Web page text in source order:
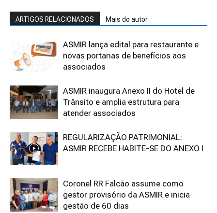
ARTIGOS RELACIONADOS Mais do autor
ASMIR lança edital para restaurante e
novas portarias de benefícios aos
associados
ASMIR inaugura Anexo II do Hotel de
Trânsito e amplia estrutura para
atender associados
REGULARIZAÇÃO PATRIMONIAL:
ASMIR RECEBE HABITE-SE DO ANEXO I
Coronel RR Falcão assume como
gestor provisório da ASMIR e inicia
gestão de 60 dias